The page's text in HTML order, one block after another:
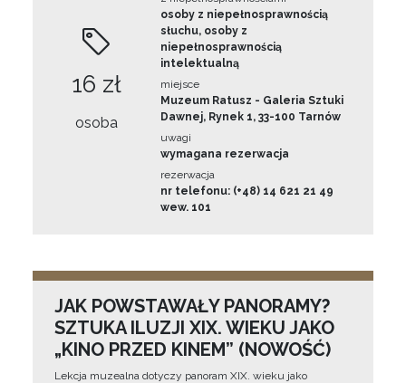
16 zł
osoba
osoby z niepełnosprawnością
słuchu, osoby z
niepełnosprawnością
intelektualną
miejsce
Muzeum Ratusz - Galeria Sztuki
Dawnej, Rynek 1, 33-100 Tarnów
uwagi
wymagana rezerwacja
rezerwacja
nr telefonu: (+48) 14 621 21 49
wew. 101
JAK POWSTAWAŁY PANORAMY?
SZTUKA ILUZJI XIX. WIEKU JAKO
„KINO PRZED KINEM” (NOWOŚĆ)
Lekcja muzealna dotyczy panoram XIX. wieku jako